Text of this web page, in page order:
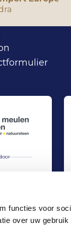
functies voor
over uw gebruik